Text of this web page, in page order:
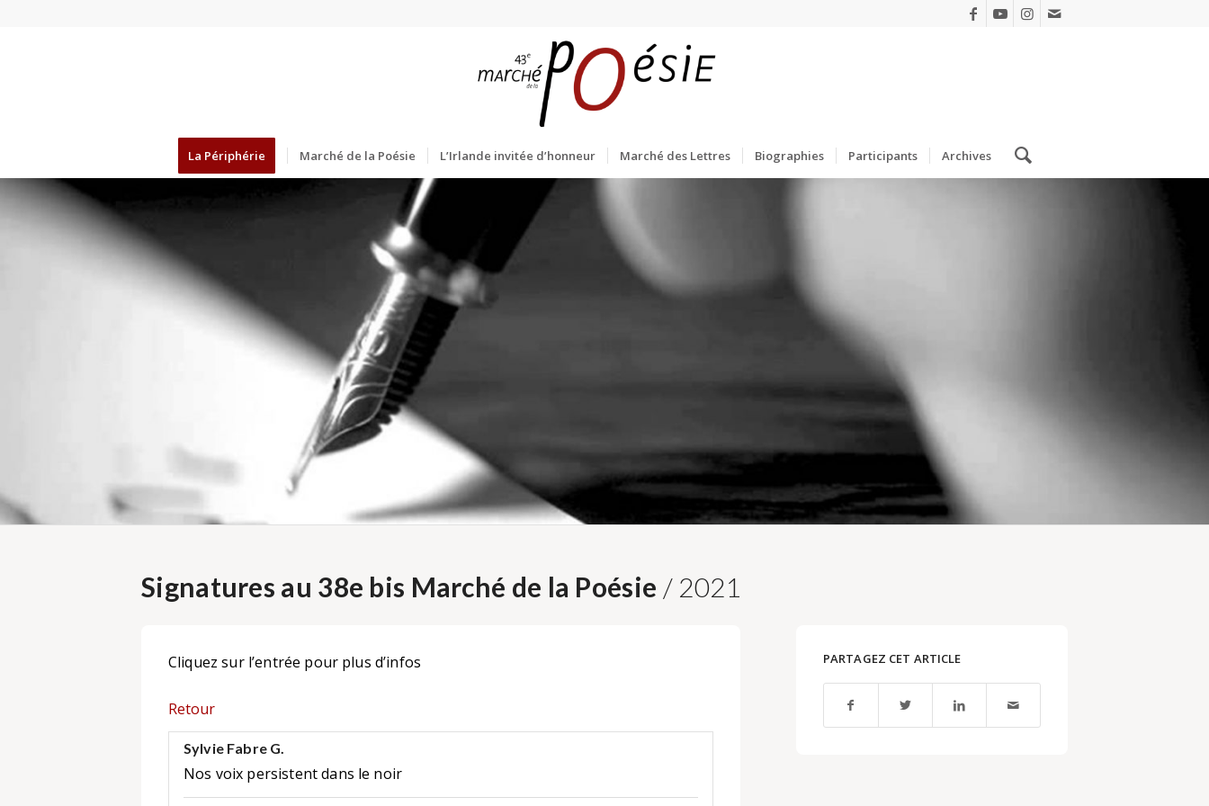
La Périphérie Marché de la Poésie L’Irlande invitée d’honneur Marché des Lettres Biographies Participants Archives
Signatures au 38e bis Marché de la Poésie / 2021
Cliquez sur l’entrée pour plus d’infos
Retour
Sylvie Fabre G.
Nos voix persistent dans le noir
PARTAGEZ CET ARTICLE